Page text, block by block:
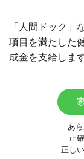
「人間ドック」
項目を満たした
成金を支給します
あ
正
正し